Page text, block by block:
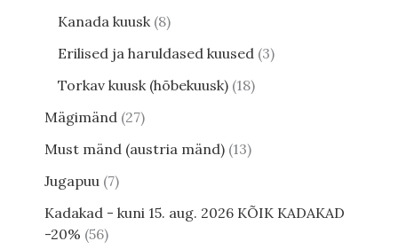
Kanada kuusk 8
Erilised ja haruldased kuused 3
Torkav kuusk (hõbekuusk) 18
Mägimänd 27
Must mänd (austria mänd) 13
Jugapuu 7
Kadakad - kuni 15. aug. 2026 KÕIK KADAKAD
-20% 56